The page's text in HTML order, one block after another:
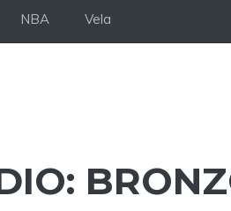
NBA Vela